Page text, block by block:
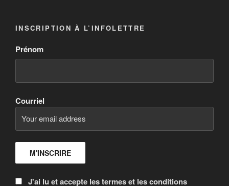
INSCRIPTION À L’INFOLETTRE
Prénom
Courriel
J'ai lu et accepte les termes et les conditions